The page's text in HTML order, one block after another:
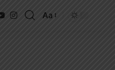
Font
Aa